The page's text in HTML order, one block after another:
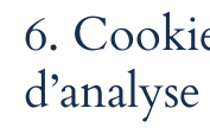
6.
d’analyse